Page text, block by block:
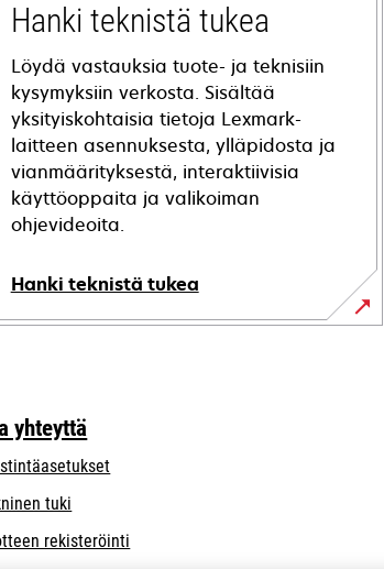
Hanki teknistä tukea
Löydä vastauksia tuote- ja teknisiin
kysymyksiin verkosta. Sisältää
yksityiskohtaisia tietoja Lexmark-
laitteen asennuksesta, ylläpidosta ja
vianmäärityksestä, interaktiivisia
käyttöoppaita ja valikoiman
ohjevideoita.
Hanki teknistä tukea
yhteyttä
tuki
a
rekisteröinti